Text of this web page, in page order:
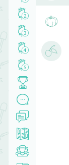
2
3
4
5